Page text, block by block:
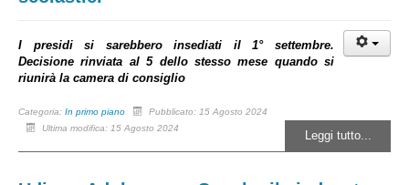
I presidi si sarebbero insediati il 1° settembre.
Decisione rinviata al 5 dello stesso mese quando si
riunirà la camera di consiglio
Categoria: In primo piano
Pubblicato: 15 Agosto 2024
Ultima modifica: 15 Agosto 2024
Leggi tutto...